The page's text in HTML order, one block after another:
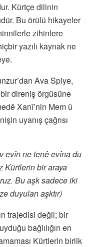
Kürtçe dilinin
Bu örülü hikayeler
zihinlere
yazılı kaynak ne
Ava Spiye,
bir direniş örgüsüne
Xanî’nin Mem û
uyanış çağrısı
evîn ne tenê evîna du
Kürtlerin bir araya
Bu aşk sadece iki
duyulan aşktır)
trajedisi değil; bir
bağlılığın en
Kürtlerin birlik